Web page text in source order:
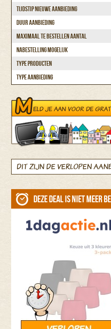
Tijdstip nieuwe aanbieding
Duur aanbieding
Maximaal te bestellen aantal
Nabestelling mogelijk
Type producten
Type aanbieding
ELD JE AAN VOOR DE
DIT ZIJN DE VERLOPEN
Deze deal is niet meer